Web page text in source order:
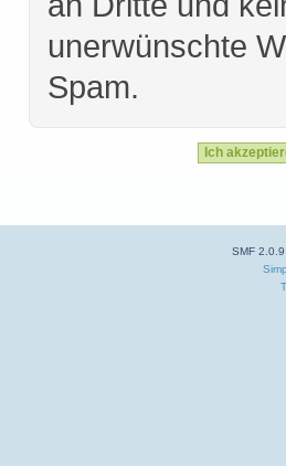
unerwünschte
Spam.
SMF 2.0.9